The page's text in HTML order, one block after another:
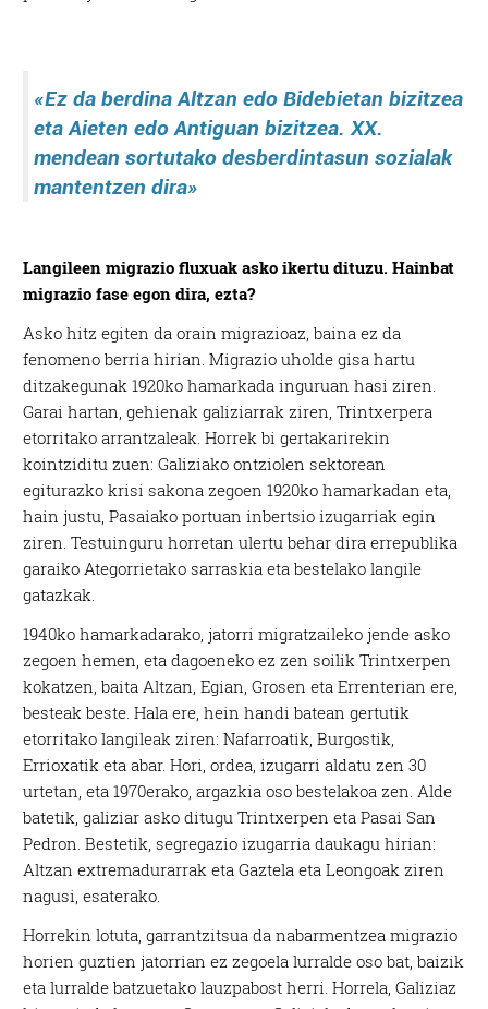
«Ez da berdina Altzan edo Bidebietan bizitzea
eta Aieten edo Antiguan bizitzea. XX.
mendean sortutako desberdintasun sozialak
mantentzen dira»
Langileen migrazio fluxuak asko ikertu dituzu. Hainbat
migrazio fase egon dira, ezta?
Asko hitz egiten da orain migrazioaz, baina ez da
fenomeno berria hirian. Migrazio uholde gisa hartu
ditzakegunak 1920ko hamarkada inguruan hasi ziren.
Garai hartan, gehienak galiziarrak ziren, Trintxerpera
etorritako arrantzaleak. Horrek bi gertakarirekin
kointziditu zuen: Galiziako ontziolen sektorean
egiturazko krisi sakona zegoen 1920ko hamarkadan eta,
hain justu, Pasaiako portuan inbertsio izugarriak egin
ziren. Testuinguru horretan ulertu behar dira errepublika
garaiko Ategorrietako sarraskia eta bestelako langile
gatazkak.
1940ko hamarkadarako, jatorri migratzaileko jende asko
zegoen hemen, eta dagoeneko ez zen soilik Trintxerpen
kokatzen, baita Altzan, Egian, Grosen eta Errenterian ere,
besteak beste. Hala ere, hein handi batean gertutik
etorritako langileak ziren: Nafarroatik, Burgostik,
Errioxatik eta abar. Hori, ordea, izugarri aldatu zen 30
urtetan, eta 1970erako, argazkia oso bestelakoa zen. Alde
batetik, galiziar asko ditugu Trintxerpen eta Pasai San
Pedron. Bestetik, segregazio izugarria daukagu hirian:
Altzan extremadurarrak eta Gaztela eta Leongoak ziren
nagusi, esaterako.
Horrekin lotuta, garrantzitsua da nabarmentzea migrazio
horien guztien jatorrian ez zegoela lurralde oso bat, baizik
eta lurralde batzuetako lauzpabost herri. Horrela, Galiziaz